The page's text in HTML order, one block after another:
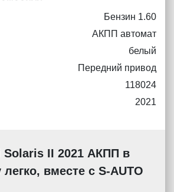
Бензин 1.60
АКПП автомат
белый
Передний привод
118024
2021
Solaris II 2021 АКПП в
легко, вместе с S-AUTO